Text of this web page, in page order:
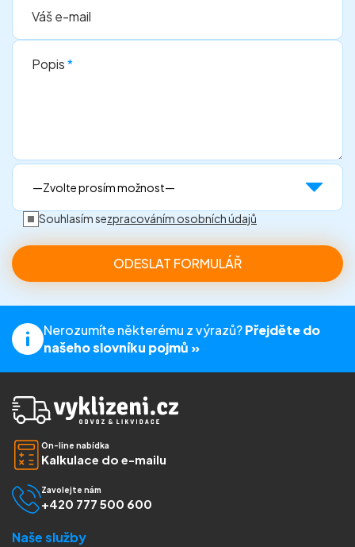
Váš e-mail
Popis*
Souhlasím sezpracováním osobních údajů
Nerozumíte některému z výrazů?Přejděte do
našeho slovníku pojmů »
On-line nabídka
Kalkulace do e-mailu
Zavolejte nám
+420 777 500 600
Naše služby